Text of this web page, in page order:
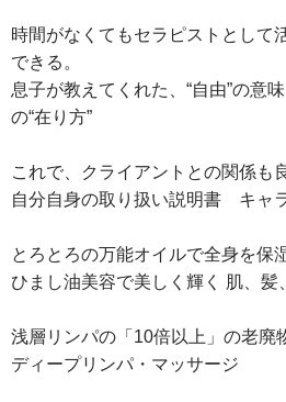
時間がなくてもセラピストとして
できる。
息子が教えてくれた、“自由”の意
の“在り方”
これで、クライアントとの関係も
自分自身の取り扱い説明書 キャ
とろとろの万能オイルで全身を保
ひまし油美容で美しく輝く 肌、髪
浅層リンパの「10倍以上」の老廃
ディープリンパ・マッサージ